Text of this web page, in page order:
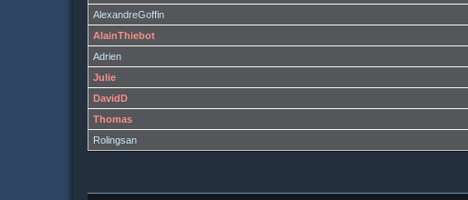
AlexandreGoffin
AlainThiebot
Adrien
Julie
DavidD
Thomas
Rolingsan